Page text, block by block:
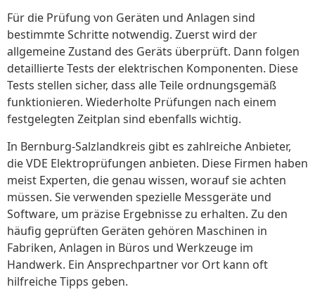
Für die Prüfung von Geräten und Anlagen sind
bestimmte Schritte notwendig. Zuerst wird der
allgemeine Zustand des Geräts überprüft. Dann folgen
detaillierte Tests der elektrischen Komponenten. Diese
Tests stellen sicher, dass alle Teile ordnungsgemäß
funktionieren. Wiederholte Prüfungen nach einem
festgelegten Zeitplan sind ebenfalls wichtig.
In Bernburg-Salzlandkreis gibt es zahlreiche Anbieter,
die VDE Elektroprüfungen anbieten. Diese Firmen haben
meist Experten, die genau wissen, worauf sie achten
müssen. Sie verwenden spezielle Messgeräte und
Software, um präzise Ergebnisse zu erhalten. Zu den
häufig geprüften Geräten gehören Maschinen in
Fabriken, Anlagen in Büros und Werkzeuge im
Handwerk. Ein Ansprechpartner vor Ort kann oft
hilfreiche Tipps geben.